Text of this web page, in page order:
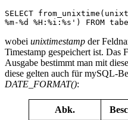
SELECT
%m-%d %H:%i:%s') FROM
wobei unixtimestamp der
Timestamp gespeichert ist. Das
Ausgabe bestimmt man mit
diese gelten auch für mySQL-
DATE_FORMAT():
Abk.